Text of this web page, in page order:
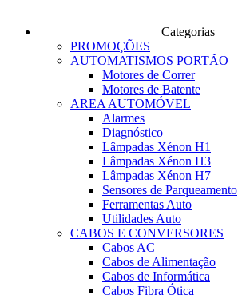
Categorias
PROMOÇÕES
AUTOMATISMOS PORTÃO
Motores de Correr
Motores de Batente
AREA AUTOMÓVEL
Alarmes
Diagnóstico
Lâmpadas Xénon H1
Lâmpadas Xénon H3
Lâmpadas Xénon H7
Sensores de Parqueamento
Ferramentas Auto
Utilidades Auto
CABOS E CONVERSORES
Cabos AC
Cabos de Alimentação
Cabos de Informática
Cabos Fibra Ótica